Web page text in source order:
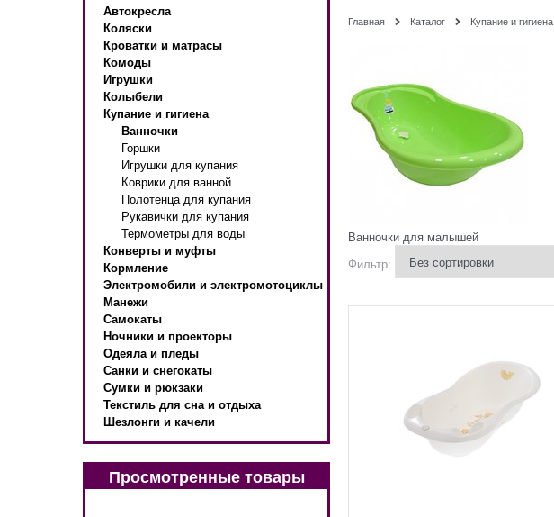
Автокресла
Коляски
Кроватки и матрасы
Комоды
Игрушки
Колыбели
Купание и гигиена
Ванночки
Горшки
Игрушки для купания
Коврики для ванной
Полотенца для купания
Рукавички для купания
Термометры для воды
Конверты и муфты
Кормление
Электромобили и электромотоциклы
Манежи
Самокаты
Ночники и проекторы
Одеяла и пледы
Санки и снегокаты
Сумки и рюкзаки
Текстиль для сна и отдыха
Шезлонги и качели
Просмотренные товары
Главная Каталог Купание и гигиена
Ванночки для малышей
Фильтр: